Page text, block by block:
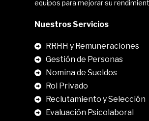
equipos para mejorar su
Nuestros Servicios
RRHH y Remuneraciones
Gestión de Personas
Nomina de Sueldos
Rol Privado
Reclutamiento y Selección
Evaluación Psicolaboral